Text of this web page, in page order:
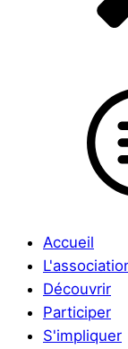
Accueil
Découvrir
Participer
S'impliquer